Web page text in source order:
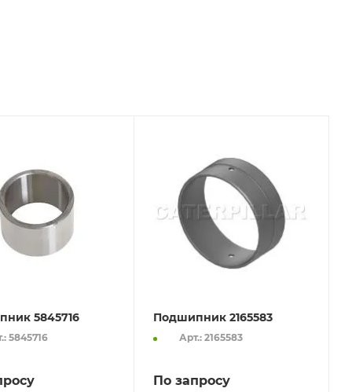
5845716
5845716
Подшипник 2165583
Арт.: 2165583
По запросу